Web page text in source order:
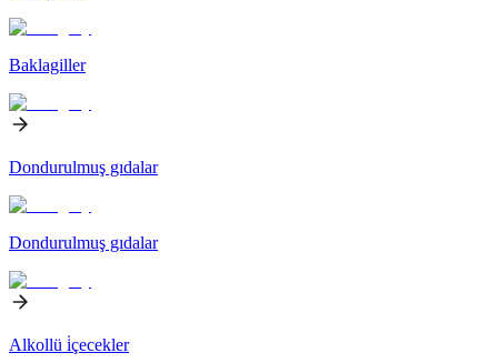
Baklagiller
Dondurulmuş gıdalar
Dondurulmuş gıdalar
Alkollü i̇çecekler